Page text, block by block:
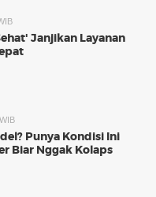
Janjikan Layanan
Punya Kondisi Ini
Biar Nggak Kolaps